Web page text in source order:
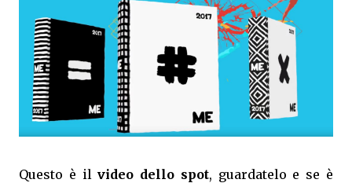
Questo è ilvideo dello spot, guardatelo e se è